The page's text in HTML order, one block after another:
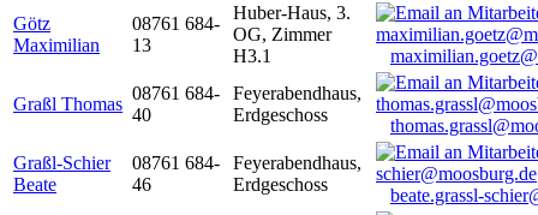
Götz
Maximilian
08761 684-
13
Huber-Haus, 3.
OG, Zimmer
H3.1
Graßl Thomas
08761 684-
40
Feyerabendhaus,
Erdgeschoss
Graßl-Schier
Beate
08761 684-
46
Feyerabendhaus,
Erdgeschoss
beate.grassl-